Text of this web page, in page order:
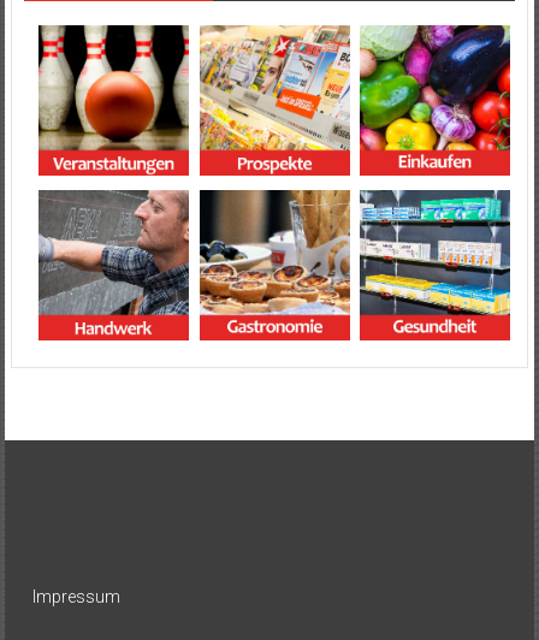
Impressum